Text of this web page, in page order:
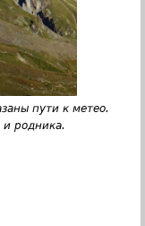
пути к метео.
и родника.